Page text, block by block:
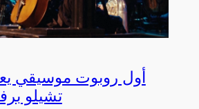
أول روبوت موسيقي
تشيلو